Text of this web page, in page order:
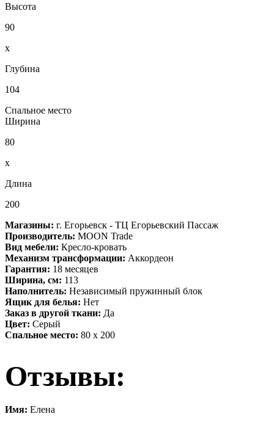
Высота
90
x
Глубина
104
Спальное место
Ширина
80
x
Длина
200
Магазины: г. Егорьевск - ТЦ Егорьевский Пассаж
Производитель: MOON Trade
Вид мебели: Кресло-кровать
Механизм трансформации: Аккордеон
Гарантия: 18 месяцев
Ширина, см: 113
Наполнитель: Независимый пружинный блок
Ящик для белья: Нет
Заказ в другой ткани: Да
Цвет: Серый
Спальное место: 80 х 200
Отзывы:
Имя: Елена